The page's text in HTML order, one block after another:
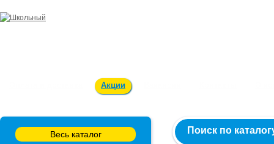
Акции
Весь каталог Поиск по